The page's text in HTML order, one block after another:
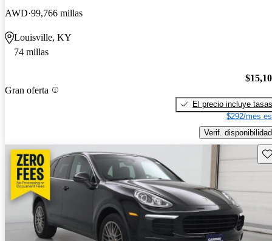
AWD 99,766 millas
Louisville, KY
74 millas
Gran oferta
El precio incluye tasas
$292/mes
Verif. disponibilidad